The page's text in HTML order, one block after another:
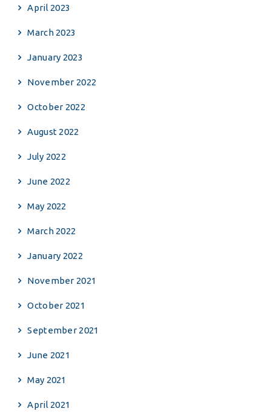
April 2023
March 2023
January 2023
November 2022
October 2022
August 2022
July 2022
June 2022
May 2022
March 2022
January 2022
November 2021
October 2021
September 2021
June 2021
May 2021
April 2021